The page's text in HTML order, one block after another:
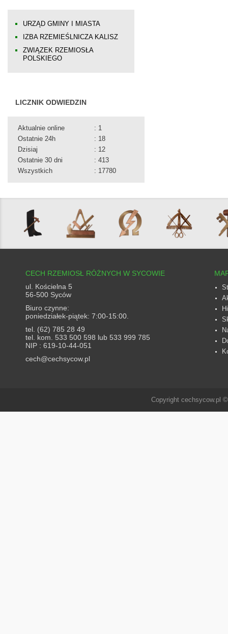
URZĄD GMINY I MIASTA
IZBA RZEMIEŚLNICZA KALISZ
ZWIĄZEK RZEMIOSŁA
POLSKIEGO
LICZNIK ODWIEDZIN
Aktualnie online
: 1
Ostatnie 24h
: 18
Dzisiaj
: 12
Ostatnie 30 dni
: 413
Wszystkich
: 17780
CECH RZEMIOSŁ RÓŻNYCH W SYCOWIE
ul. Kościelna 5
56-500 Syców
Biuro czynne:
poniedziałek-piątek: 7:00-15:00.
tel. (62) 785 28 49
tel. kom. 533 500 598 lub 533 999 785
NIP : 619-10-44-051
cech@cechsycow.pl
Copyright cechsycow.pl